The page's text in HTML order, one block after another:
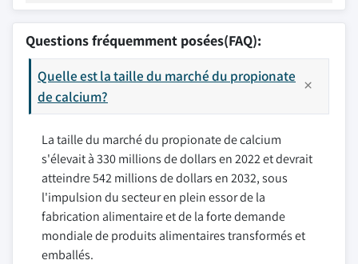
Questions fréquemment posées(FAQ):
Quelle est la taille du marché du propionate
de calcium?
La taille du marché du propionate de calcium
s'élevait à 330 millions de dollars en 2022 et devrait
atteindre 542 millions de dollars en 2032, sous
l'impulsion du secteur en plein essor de la
fabrication alimentaire et de la forte demande
mondiale de produits alimentaires transformés et
emballés.